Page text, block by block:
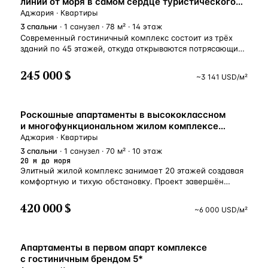
Квартиры: 81 Этажей в доме: 22 Этаж Квартиры: 7 Цена:
150 000 $
4 Этаж квартиры 3
Батуми, Аджария, Грузия
Аджария · Квартиры
3 спальни · 1 санузел · 78 м² · 14 этаж
Современный гостиничный комплекс состоит из трёх
зданий по 45 этажей, откуда открываются потрясающие
комплекса включает объекты необходимые для
повседневной жизни и отдыха — торговый центр
развлечений, кинотеатры и террасы с видом на море.
Квартира включает гостиную с открытой кухней, 2
спальни, ванную комнату, балкон. Рядом находятся
и международной кухни, банк, Батуми Молл, а также
главные достопримечательности города — поющие
фонтаны на озере Ардагани, Аллея Героев, бульвар
и многое другое.
245 000 $ ~3 141 USD/м²
У МОРЯ
Роскошные апартаменты в высококлассном
и многофункциональном жилом комплексе
в Батуми!
Аджария · Квартиры
3 спальни · 1 санузел · 70 м² · 10 этаж
20 м до моря
Элитный жилой комплекс занимает 20 этажей создавая
комфортную и тихую обстановку. Проект завершён
сразу же пользоваться приобретённой собственностью.
Одним из главных преимуществ элитного комплекса
Жителям апартаментов будет передана так называемая
Resident Card, которая даст им эксклюзивную
420 000 $ ~6 000 USD/м²
У МОРЯ
Апартаменты в первом апарт комплексе
с гостиничным брендом 5*